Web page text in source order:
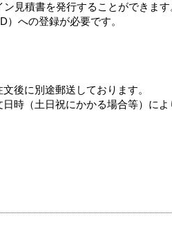
見積書を発行することができます
への登録が必要です。
後に別途郵送しております。
時（土日祝にかかる場合等）に